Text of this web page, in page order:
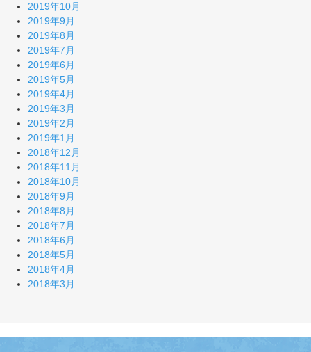
2019年10月
2019年9月
2019年8月
2019年7月
2019年6月
2019年5月
2019年4月
2019年3月
2019年2月
2019年1月
2018年12月
2018年11月
2018年10月
2018年9月
2018年8月
2018年7月
2018年6月
2018年5月
2018年4月
2018年3月